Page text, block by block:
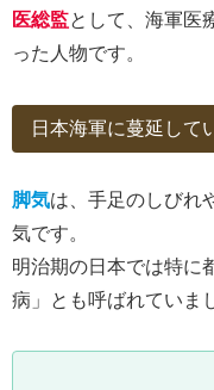
医総監として、海軍医
った人物です。
日本海軍に蔓延して
脚気は、手足のしびれ
気です。
明治期の日本では特に
病」とも呼ばれていま